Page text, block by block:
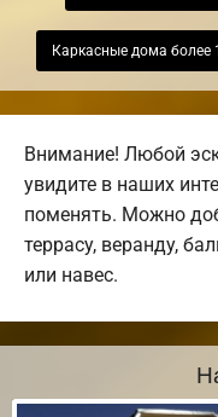
Каркасные дома более
Внимание! Любой
увидите в наших
поменять. Можно
террасу, веранду,
или навес.